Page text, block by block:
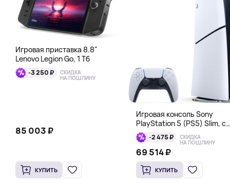
Игровая приставка 8.8"
Lenovo Legion Go, 1 Тб
-3 250 ₽ СКИДКА
НА ПОШЛИНУ
85 003 ₽
КУПИТЬ
Игровая консоль Sony
PlayStation 5 (PS5) Slim, с
дисководом, 1 Тб, белый
-2 475 ₽ СКИДКА
НА ПОШЛИНУ
69 514 ₽
КУПИТЬ